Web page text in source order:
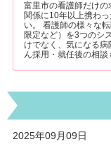
富里市の看護師だけ
関係に10年以上携わ
い。 看護師の様々な
限定など）を3つのシ
けでなく、気になる
ん採用・就任後の相談
2025年09月09日